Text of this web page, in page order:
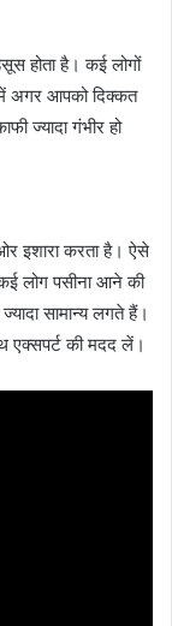
होता है। कई लोगों
अगर आपको दिक्कत
ज्यादा गंभीर हो
इशारा करता है। ऐसे
लोग पसीना आने की
सामान्य लगते हैं।
एक्सपर्ट की मदद लें।